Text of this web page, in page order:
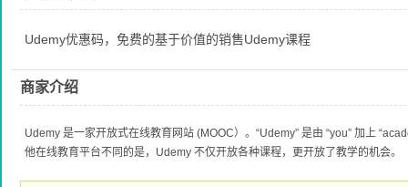
Udemy优惠码，免费的基于价值的销售Udemy课程
商家介绍
Udemy 是一家开放式在线教育网站 (MOOC）。“Udemy” 是由 “you” 加上
他在线教育平台不同的是，Udemy 不仅开放各种课程，更开放了教学的机会。